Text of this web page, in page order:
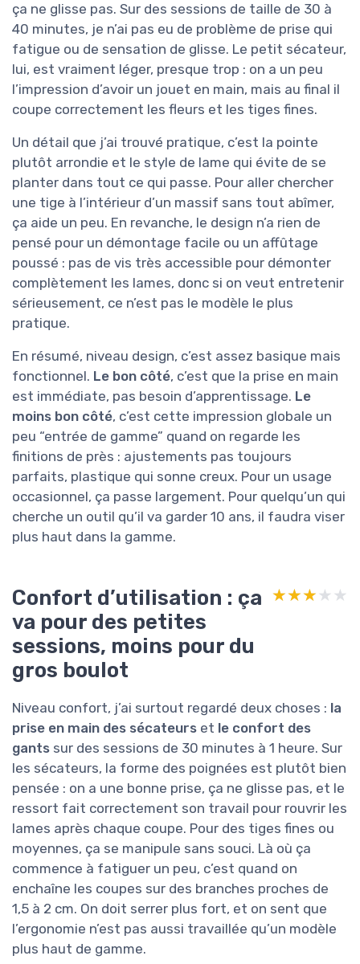
ça ne glisse pas. Sur des sessions de taille de 30 à
40 minutes, je n’ai pas eu de problème de prise qui
fatigue ou de sensation de glisse. Le petit sécateur,
lui, est vraiment léger, presque trop : on a un peu
l’impression d’avoir un jouet en main, mais au final il
coupe correctement les fleurs et les tiges fines.
Un détail que j’ai trouvé pratique, c’est la pointe
plutôt arrondie et le style de lame qui évite de se
planter dans tout ce qui passe. Pour aller chercher
une tige à l’intérieur d’un massif sans tout abîmer,
ça aide un peu. En revanche, le design n’a rien de
pensé pour un démontage facile ou un affûtage
poussé : pas de vis très accessible pour démonter
complètement les lames, donc si on veut entretenir
sérieusement, ce n’est pas le modèle le plus
pratique.
En résumé, niveau design, c’est assez basique mais
fonctionnel. Le bon côté, c’est que la prise en main
est immédiate, pas besoin d’apprentissage. Le
moins bon côté, c’est cette impression globale un
peu “entrée de gamme” quand on regarde les
finitions de près : ajustements pas toujours
parfaits, plastique qui sonne creux. Pour un usage
occasionnel, ça passe largement. Pour quelqu’un qui
cherche un outil qu’il va garder 10 ans, il faudra viser
plus haut dans la gamme.
Confort d’utilisation : ça
va pour des petites
sessions, moins pour du
gros boulot
★★★★★
★★★★★
Niveau confort, j’ai surtout regardé deux choses : la
prise en main des sécateurs et le confort des
gants sur des sessions de 30 minutes à 1 heure. Sur
les sécateurs, la forme des poignées est plutôt bien
pensée : on a une bonne prise, ça ne glisse pas, et le
ressort fait correctement son travail pour rouvrir les
lames après chaque coupe. Pour des tiges fines ou
moyennes, ça se manipule sans souci. Là où ça
commence à fatiguer un peu, c’est quand on
enchaîne les coupes sur des branches proches de
1,5 à 2 cm. On doit serrer plus fort, et on sent que
l’ergonomie n’est pas aussi travaillée qu’un modèle
plus haut de gamme.